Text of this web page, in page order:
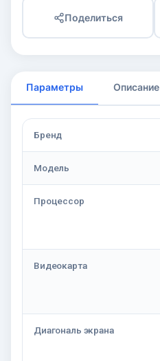
Поделиться
Параметры Описание
Бренд
Модель
Процессор
Видеокарта
Диагональ экрана